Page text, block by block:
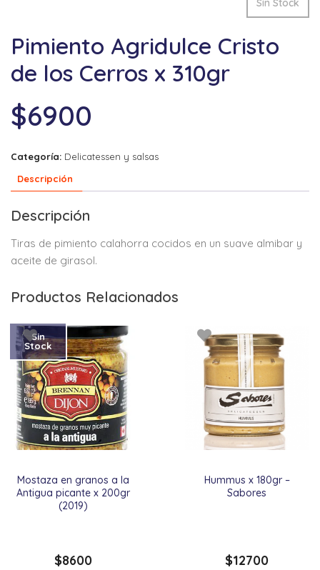
Sin Stock
Pimiento Agridulce Cristo
de los Cerros x 310gr
$6900
Categoría: Delicatessen y salsas
Descripción
Descripción
Tiras de pimiento calahorra cocidos en un suave almibar y
aceite de girasol.
Productos Relacionados
Mostaza en granos a la
Antigua picante x 200gr
(2019)
Sin
Stock
$8600
Hummus x 180gr –
Sabores
$12700